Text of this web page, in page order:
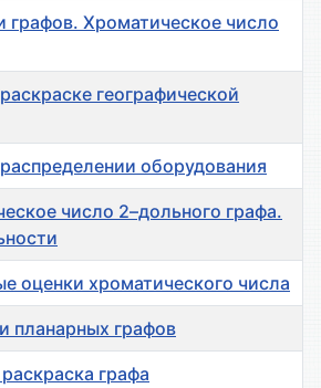
графов. Хроматическое число
географической
оборудования
число 2–дольного графа.
оценки хроматического числа
планарных графов
графа